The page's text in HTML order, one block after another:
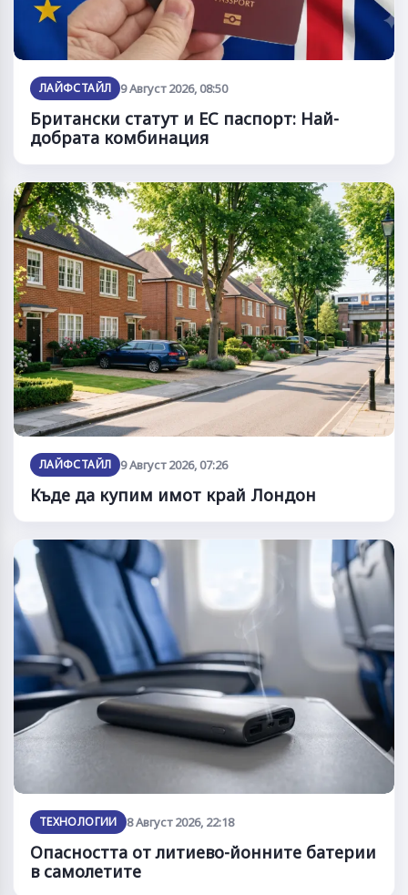
ЛАЙФСТАЙЛ 9 Август 2026, 08:50
Британски статут и ЕС паспорт: Най-
добрата комбинация
ЛАЙФСТАЙЛ 9 Август 2026, 07:26
Къде да купим имот край Лондон
ТЕХНОЛОГИИ 8 Август 2026, 22:18
Опасността от литиево-йонните батерии
в самолетите